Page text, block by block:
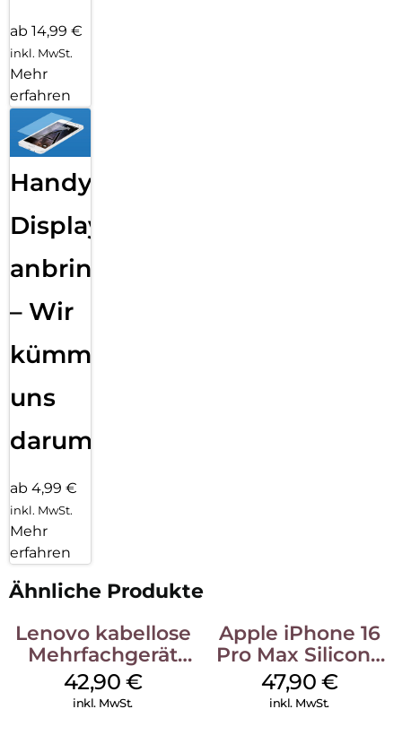
ab 14,99 €
inkl. MwSt.
Mehr
erfahren
Handy
Displayfolie
anbringen
– Wir
kümmern
uns
darum!
ab 4,99 €
inkl. MwSt.
Mehr
erfahren
Ähnliche Produkte
Lenovo kabellose
Mehrfachgerät
Luna Grey
42,90 €
inkl. MwSt.
Apple iPhone 16
Pro Max Silicone
Case MagSafe
Black
47,90 €
inkl. MwSt.